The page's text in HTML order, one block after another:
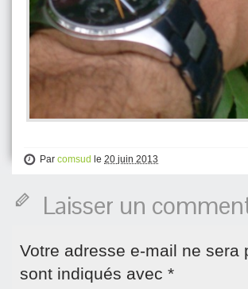
Par comsud le 20 juin 2013
Laisser un
Votre adresse e-mail ne sera
sont indiqués avec *